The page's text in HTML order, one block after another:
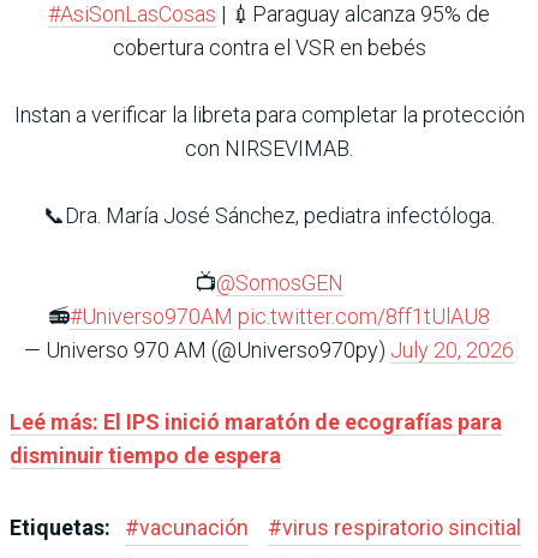
#AsiSonLasCosas | 💉Paraguay alcanza 95% de
cobertura contra el VSR en bebés
Instan a verificar la libreta para completar la protección
con NIRSEVIMAB.
📞Dra. María José Sánchez, pediatra infectóloga.
📺@SomosGEN
📻#Universo970AM pic.twitter.com/8ff1tUlAU8
— Universo 970 AM (@Universo970py) July 20, 2026
Leé más: El IPS inició maratón de ecografías para
disminuir tiempo de espera
Etiquetas: #vacunación #virus respiratorio sincitial